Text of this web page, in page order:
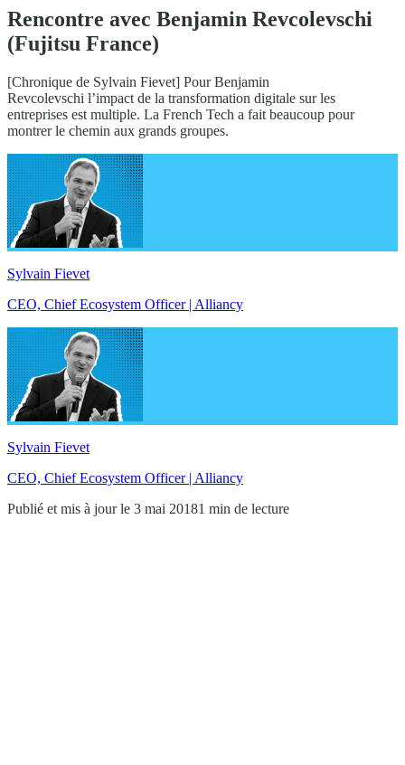
Rencontre avec Benjamin Revcolevschi
(Fujitsu France)
[Chronique de Sylvain Fievet] Pour Benjamin
Revcolevschi l’impact de la transformation digitale sur les
entreprises est multiple. La French Tech a fait beaucoup pour
montrer le chemin aux grands groupes.
Sylvain Fievet
CEO, Chief Ecosystem Officer | Alliancy
Sylvain Fievet
CEO, Chief Ecosystem Officer | Alliancy
Publié et mis à jour le 3 mai 20181 min de lecture